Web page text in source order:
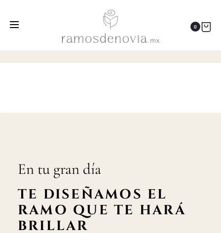
0
Clientas desconfiadas y
nerviosas
Home Testimonios Clientas desconfiadas y nerviosas
En tu gran día
TE DISEÑAMOS EL
RAMO QUE TE HARÁ
BRILLAR